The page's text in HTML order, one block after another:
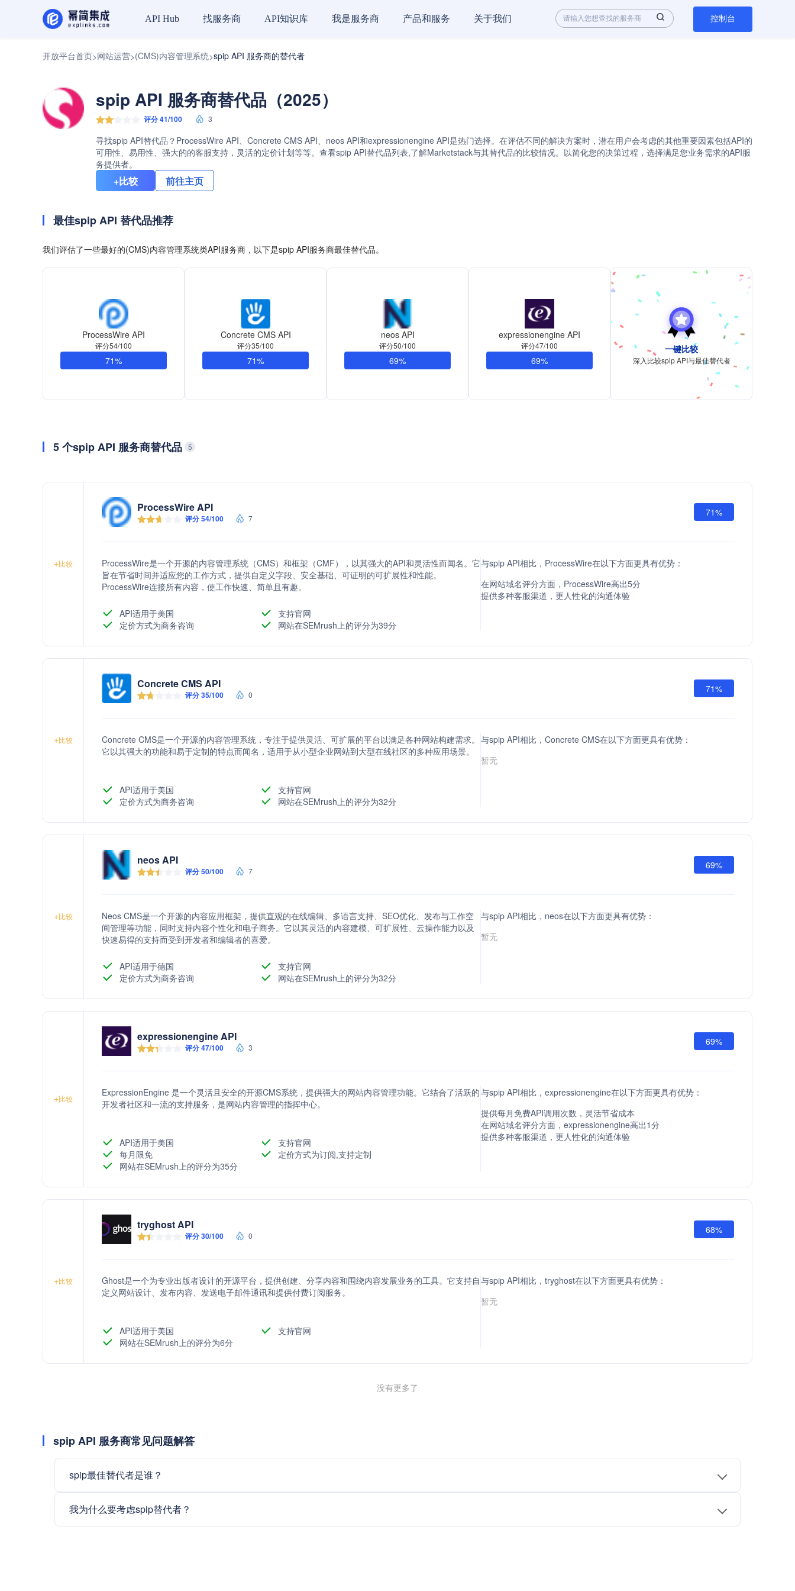
API Hub 找服务商 API知识库 我是服务商 产品和服务 关于我们 控制台
开放平台首页>网站运营>(CMS)内容管理系统>spip API 服务商的替代者
spip API 服务商替代品（2025）
评分 41/100 3
寻找spip API替代品？ProcessWire API、Concrete CMS API、neos API和expressionengine API是热门选择。在评估不同的解决方案时，潜在用户会考虑的其他重要因素包括API的
可用性、易用性、强大的的客服支持，灵活的定价计划等等。查看spip API替代品列表,了解Marketstack与其替代品的比较情况。以简化您的决策过程，选择满足您业务需求的API服
务提供者。
+比较 前往主页
最佳spip API 替代品推荐
我们评估了一些最好的(CMS)内容管理系统类API服务商，以下是spip API服务商最佳替代品。
ProcessWire API
评分54/100
71%
Concrete CMS API
评分35/100
71%
neos API
评分50/100
69%
expressionengine API
评分47/100
69%
一键比较
深入比较spip API与最佳替代者
5 个spip API 服务商替代品 5
+比较
ProcessWire API
评分 54/100 7
71%
ProcessWire是一个开源的内容管理系统（CMS）和框架（CMF），以其强大的API和灵活性而闻名。它
旨在节省时间并适应您的工作方式，提供自定义字段、安全基础、可证明的可扩展性和性能。
ProcessWire连接所有内容，使工作快速、简单且有趣。
API适用于美国
支持官网
定价方式为商务咨询
网站在SEMrush上的评分为39分
与spip API相比，ProcessWire在以下方面更具有优势：
在网站域名评分方面，ProcessWire高出5分
提供多种客服渠道，更人性化的沟通体验
+比较
Concrete CMS API
评分 35/100 0
71%
Concrete CMS是一个开源的内容管理系统，专注于提供灵活、可扩展的平台以满足各种网站构建需求。
它以其强大的功能和易于定制的特点而闻名，适用于从小型企业网站到大型在线社区的多种应用场景。
API适用于美国
支持官网
定价方式为商务咨询
网站在SEMrush上的评分为32分
与spip API相比，Concrete CMS在以下方面更具有优势：
暂无
+比较
neos API
评分 50/100 7
69%
Neos CMS是一个开源的内容应用框架，提供直观的在线编辑、多语言支持、SEO优化、发布与工作空
间管理等功能，同时支持内容个性化和电子商务。它以其灵活的内容建模、可扩展性、云操作能力以及
快速易得的支持而受到开发者和编辑者的喜爱。
API适用于德国
支持官网
定价方式为商务咨询
网站在SEMrush上的评分为32分
与spip API相比，neos在以下方面更具有优势：
暂无
+比较
expressionengine API
评分 47/100 3
69%
ExpressionEngine 是一个灵活且安全的开源CMS系统，提供强大的网站内容管理功能。它结合了活跃的
开发者社区和一流的支持服务，是网站内容管理的指挥中心。
API适用于美国
支持官网
每月限免
定价方式为订阅,支持定制
网站在SEMrush上的评分为35分
与spip API相比，expressionengine在以下方面更具有优势：
提供每月免费API调用次数，灵活节省成本
在网站域名评分方面，expressionengine高出1分
提供多种客服渠道，更人性化的沟通体验
+比较
tryghost API
评分 30/100 0
68%
Ghost是一个为专业出版者设计的开源平台，提供创建、分享内容和围绕内容发展业务的工具。它支持自
定义网站设计、发布内容、发送电子邮件通讯和提供付费订阅服务。
API适用于美国
支持官网
网站在SEMrush上的评分为6分
与spip API相比，tryghost在以下方面更具有优势：
暂无
没有更多了
spip API 服务商常见问题解答
spip最佳替代者是谁？
我为什么要考虑spip替代者？